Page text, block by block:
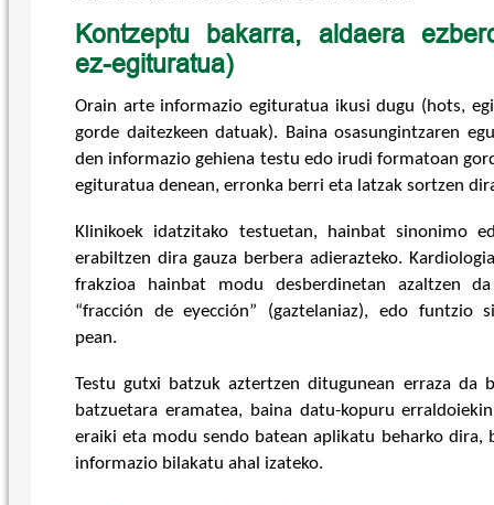
Kontzeptu bakarra, aldaera
ez-egituratua)
Orain arte informazio egituratua ikusi dugu (hots,
gorde daitezkeen datuak). Baina osasungintzaren
den informazio gehiena testu edo irudi formatoan
egituratua denean, erronka berri eta latzak sortzen
Klinikoek idatzitako testuetan, hainbat sinonimo
erabiltzen dira gauza berbera adierazteko.
frakzioa hainbat modu desberdinetan azaltzen
“fracción de eyección” (gaztelaniaz), edo funtzio
pean.
Testu gutxi batzuk aztertzen ditugunean erraza da
batzuetara eramatea, baina datu-kopuru
eraiki eta modu sendo batean aplikatu beharko dira,
informazio bilakatu ahal izateko.